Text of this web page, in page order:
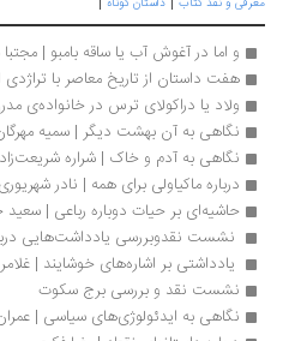
و اما در آغوش آب یا ساقه بامبو |
هفت داستان از تاریخ معاصر با تراژدی
ولاد یا دراکولای ترس در خانواده‌ی
نگاهی به آن بهشت دیگر | سمیه
نگاهی به آدم و خاک | شراره
درباره ماکیاولی برای همه | نادر
حاشیه‌ای بر حیات دوباره رباعی | سعید
نشست نقدوبررسی یادداشت‌هایی
یادداشتی بر اشاره‌های خوشایند |
نشست نقد و بررسی برج سکوت
نگاهی به ایدئولوژی‌های سیاسی |